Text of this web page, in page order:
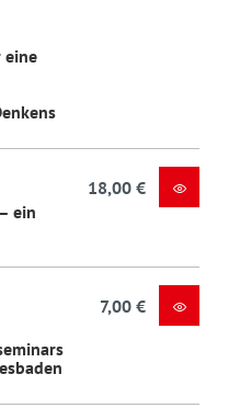
eine
ein
18,00 €
7,00 €